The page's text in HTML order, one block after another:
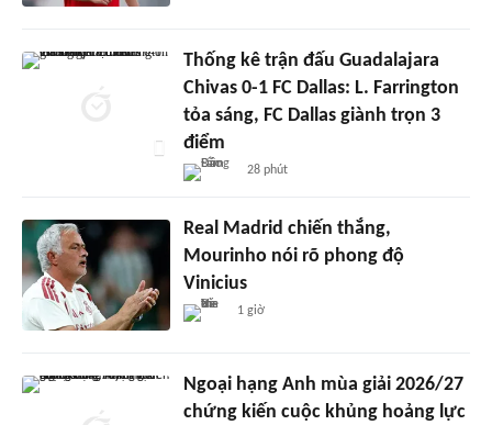
Thống kê trận đấu Guadalajara
Chivas 0-1 FC Dallas: L. Farrington
tỏa sáng, FC Dallas giành trọn 3
điểm
28 phút
Real Madrid chiến thắng,
Mourinho nói rõ phong độ
Vinicius
1 giờ
Ngoại hạng Anh mùa giải 2026/27
chứng kiến cuộc khủng hoảng lực